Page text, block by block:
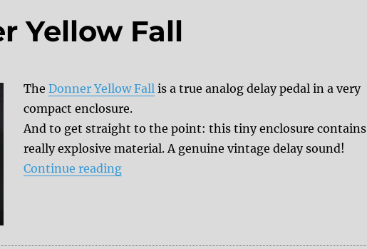
Yellow Fall
TheDonner Yellow Fall is a true analog delay pedal in a very
compact enclosure.
And to get straight to the point: this tiny enclosure contains
really explosive material. A genuine vintage delay sound!
Continue reading“Review Donner Yellow Fall”